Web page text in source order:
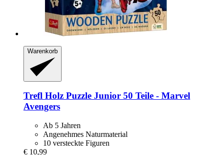
Warenkorb
Trefl Holz Puzzle Junior 50 Teile -​ Marvel
Avengers
Ab 5 Jahren
Angenehmes Naturmaterial
10 versteckte Figuren
€ 10,99